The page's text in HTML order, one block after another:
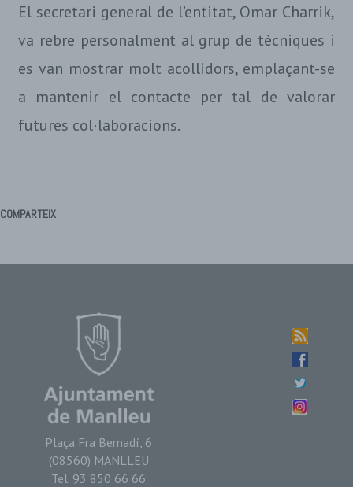
El secretari general de l’entitat, Omar Charrik,
va rebre personalment al grup de tècniques i
es van mostrar molt acollidors, emplaçant-se
a mantenir el contacte per tal de valorar
futures col·laboracions.
COMPARTEIX
Plaça Fra Bernadí, 6
(08560) MANLLEU
Tel. 93 850 66 66